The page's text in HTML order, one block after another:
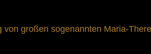
von großen sogenannten Maria-